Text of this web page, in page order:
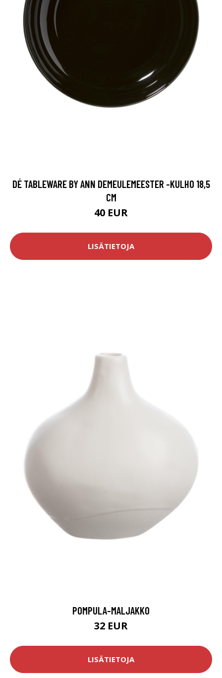
DÉ TABLEWARE BY ANN DEMEULEMEESTER -KULHO 18,5
CM
40 EUR
LISÄTIETOJA
POMPULA-MALJAKKO
32 EUR
LISÄTIETOJA